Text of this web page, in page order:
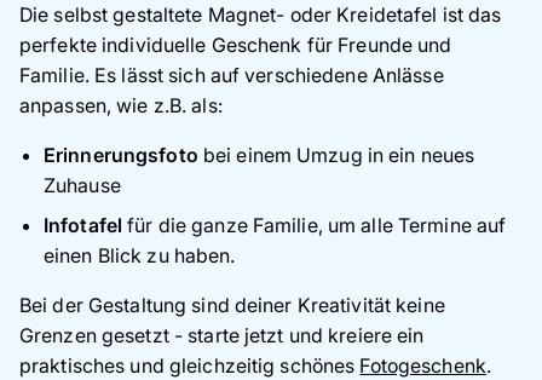
Die selbst gestaltete Magnet- oder Kreidetafel ist das
perfekte individuelle Geschenk für Freunde und
Familie. Es lässt sich auf verschiedene Anlässe
anpassen, wie z.B. als:
Erinnerungsfoto bei einem Umzug in ein neues
Zuhause
Infotafelfür die ganze Familie, um alle Termine auf
einen Blick zu haben.
Bei der Gestaltung sind deiner Kreativität keine
Grenzen gesetzt - starte jetzt und kreiere ein
praktisches und gleichzeitig schönes Fotogeschenk.